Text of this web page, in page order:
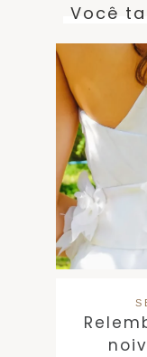
Você